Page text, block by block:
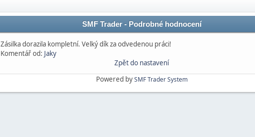
SMF Trader - Podrobné hodnocení
Zásilka dorazila kompletní. Velký dík za odvedenou práci!
Komentář od: Jaky
Zpět do nastavení
Powered bySMF Trader System